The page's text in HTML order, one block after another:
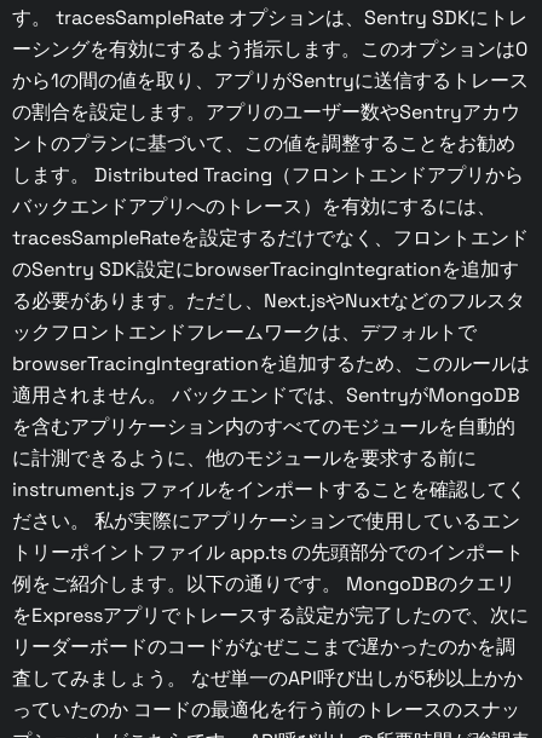
す。 tracesSampleRate オプションは、Sentry SDKにトレ
ーシングを有効にするよう指示します。このオプションは0
から1の間の値を取り、アプリがSentryに送信するトレース
の割合を設定します。アプリのユーザー数やSentryアカウ
ントのプランに基づいて、この値を調整することをお勧め
します。 Distributed Tracing（フロントエンドアプリから
バックエンドアプリへのトレース）を有効にするには、
tracesSampleRateを設定するだけでなく、フロントエンド
のSentry SDK設定にbrowserTracingIntegrationを追加す
る必要があります。ただし、Next.jsやNuxtなどのフルスタ
ックフロントエンドフレームワークは、デフォルトで
browserTracingIntegrationを追加するため、このルールは
適用されません。 バックエンドでは、SentryがMongoDB
を含むアプリケーション内のすべてのモジュールを自動的
に計測できるように、他のモジュールを要求する前に
instrument.js ファイルをインポートすることを確認してく
ださい。 私が実際にアプリケーションで使用しているエン
トリーポイントファイル app.ts の先頭部分でのインポート
例をご紹介します。以下の通りです。 MongoDBのクエリ
をExpressアプリでトレースする設定が完了したので、次に
リーダーボードのコードがなぜここまで遅かったのかを調
査してみましょう。 なぜ単一のAPI呼び出しが5秒以上かか
っていたのか コードの最適化を行う前のトレースのスナッ